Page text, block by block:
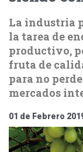
La industria
la tarea de
productivo,
fruta de
para no
mercados
01 de Febrero